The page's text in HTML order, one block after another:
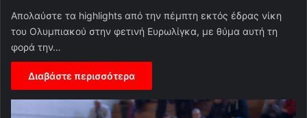
Απολαύστε τα highlights από την πέμπτη εκτός έδρας νίκη
του Ολυμπιακού στην φετινή Ευρωλίγκα, με θύμα αυτή τη
φορά την…
Διαβάστε περισσότερα